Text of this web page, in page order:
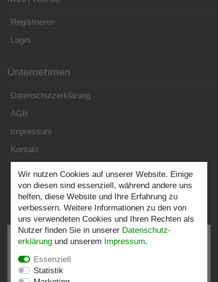
Registrieren
Login
Unternehmen
Datenschutzerklärung
AGB
Impressum
Kontakt
Folgen Sie uns:
Wir nutzen Cookies auf unserer Website. Einige
von diesen sind essenziell, während andere uns
helfen, diese Website und Ihre Erfahrung zu
verbessern. Weitere Informationen zu den von
uns verwendeten Cookies und Ihren Rechten als
Nutzer finden Sie in unserer Daten­schutz­
erklärung und unserem Impressum.
Essenziell
Statistik